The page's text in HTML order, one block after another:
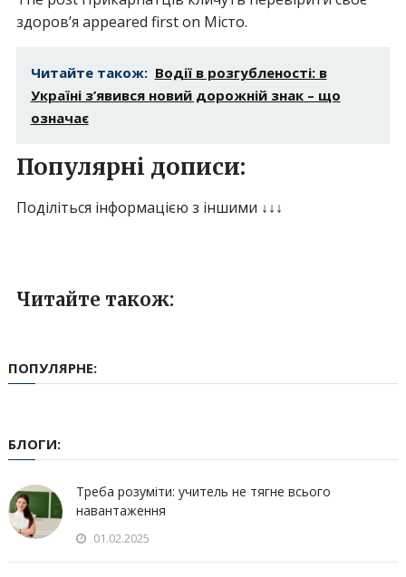
здоровʼя appeared first on Місто.
Читайте також: Водії в розгубленості: в
Україні з’явився новий дорожній знак – що
означає
Популярні дописи:
Поділіться інформацією з іншими ↓↓↓
Читайте також:
ПОПУЛЯРНЕ:
БЛОГИ:
Треба розуміти: учитель не тягне всього
навантаження
01.02.2025